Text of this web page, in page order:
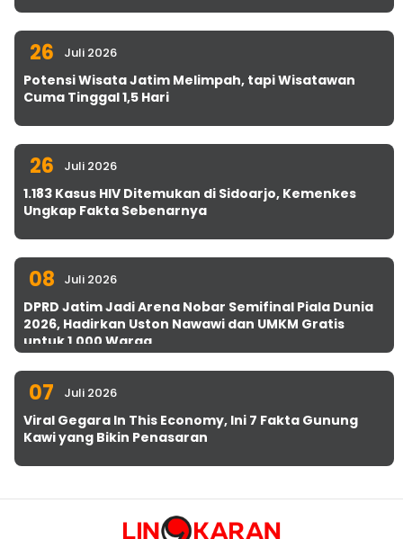
26 Juli 2026
Potensi Wisata Jatim Melimpah, tapi Wisatawan
Cuma Tinggal 1,5 Hari
26 Juli 2026
1.183 Kasus HIV Ditemukan di Sidoarjo, Kemenkes
Ungkap Fakta Sebenarnya
08 Juli 2026
DPRD Jatim Jadi Arena Nobar Semifinal Piala Dunia
2026, Hadirkan Uston Nawawi dan UMKM Gratis
untuk 1.000 Warga
07 Juli 2026
Viral Gegara In This Economy, Ini 7 Fakta Gunung
Kawi yang Bikin Penasaran